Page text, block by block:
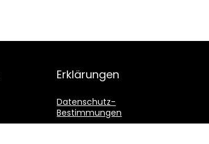
Erklärungen
Datenschutz-
Bestimmungen